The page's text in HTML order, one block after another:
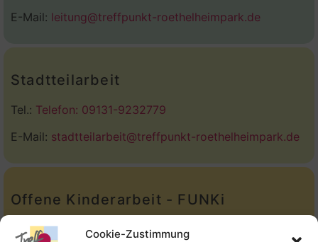
Cookie-Zustimmung
E-Mail: leitung@treffpunkt-roethelheimpark.de
Stadtteilarbeit
Tel.: Telefon: 09131-9232779
E-Mail: stadtteilarbeit@treffpunkt-roethelheimpark.de
Offene Kinderarbeit - FUNKi
Tel.:Telefon: 09131-610749